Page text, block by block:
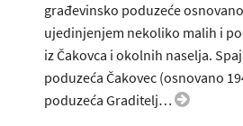
građevinsko poduzeće
ujedinjenjem nekoliko malih i
iz Čakovca i okolnih naselja.
poduzeća Čakovec (osnovano
poduzeća Graditelj…